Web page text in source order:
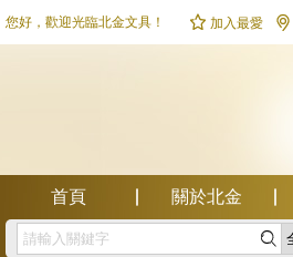
您好，歡迎光臨北金文具！  加入最愛 
首頁 關於北金
幫助中心 